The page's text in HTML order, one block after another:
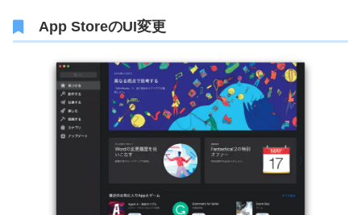
App StoreのUI変更